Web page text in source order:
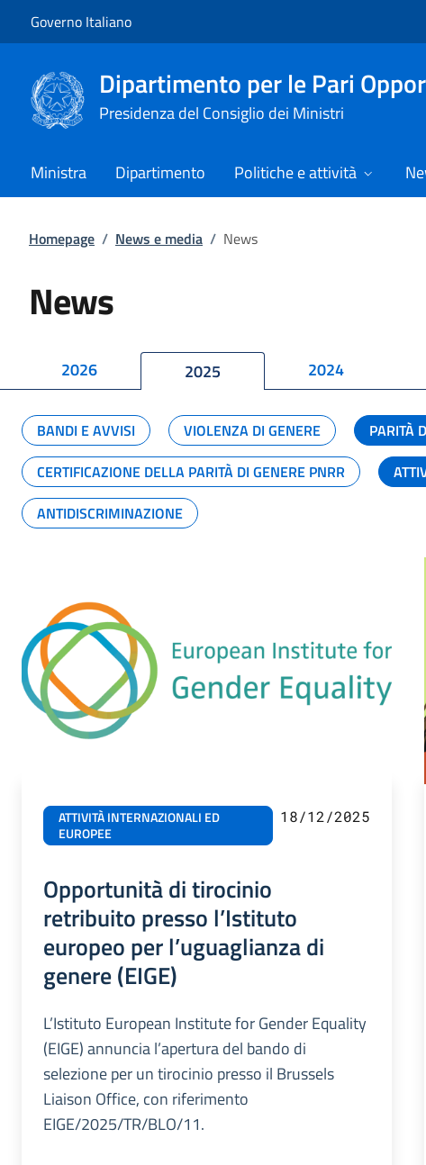
Governo Italiano
Dipartimento per le Pari
Presidenza del Consiglio dei Ministri
Ministra Dipartimento Politiche e attività
Homepage / News e media / News
News
2026 2025 2024
BANDI E AVVISI VIOLENZA DI GENERE PARITÀ
CERTIFICAZIONE DELLA PARITÀ DI GENERE PNRR
ANTIDISCRIMINAZIONE
ATTIVITÀ INTERNAZIONALI ED
EUROPEE
18/12/2025
Opportunità di tirocinio
retribuito presso l’Istituto
europeo per l’uguaglianza di
genere (EIGE)
L’Istituto European Institute for Gender Equality
(EIGE) annuncia l’apertura del bando di
selezione per un tirocinio presso il Brussels
Liaison Office, con riferimento
EIGE/2025/TR/BLO/11.